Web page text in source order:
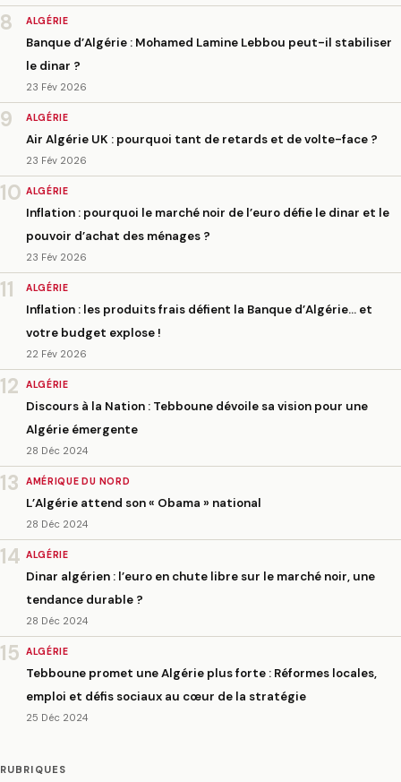
8 ALGÉRIE
Banque d’Algérie : Mohamed Lamine Lebbou peut-il stabiliser
le dinar ?
23 Fév 2026
9 ALGÉRIE
Air Algérie UK : pourquoi tant de retards et de volte-face ?
23 Fév 2026
10 ALGÉRIE
Inflation : pourquoi le marché noir de l’euro défie le dinar et le
pouvoir d’achat des ménages ?
23 Fév 2026
11 ALGÉRIE
Inflation : les produits frais défient la Banque d’Algérie… et
votre budget explose !
22 Fév 2026
12 ALGÉRIE
Discours à la Nation : Tebboune dévoile sa vision pour une
Algérie émergente
28 Déc 2024
13 AMÉRIQUE DU NORD
L’Algérie attend son « Obama » national
28 Déc 2024
14 ALGÉRIE
Dinar algérien : l’euro en chute libre sur le marché noir, une
tendance durable ?
28 Déc 2024
15 ALGÉRIE
Tebboune promet une Algérie plus forte : Réformes locales,
emploi et défis sociaux au cœur de la stratégie
25 Déc 2024
RUBRIQUES